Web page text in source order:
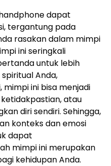
dapat
tergantung pada
rasakan dalam mimpi
ini seringkali
untuk lebih
Anda,
ini bisa menjadi
atau
diri sendiri. Sehingga,
konteks dan emosi
dapat
mimpi ini merupakan
kehidupan Anda.